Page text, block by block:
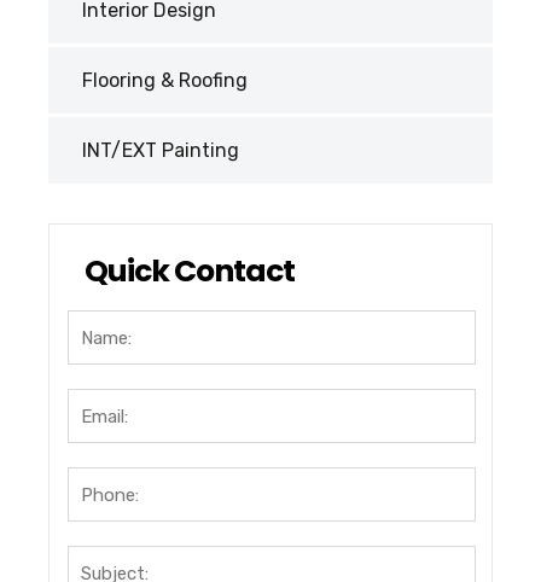
Interior Design
Flooring & Roofing
INT/EXT Painting
Quick Contact